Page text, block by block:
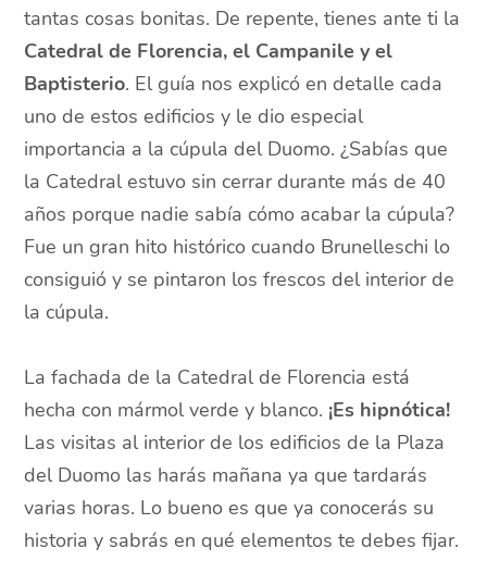
tantas cosas bonitas. De repente, tienes ante ti la
Catedral de Florencia, el Campanile y el
Baptisterio. El guía nos explicó en detalle cada
uno de estos edificios y le dio especial
importancia a la cúpula del Duomo. ¿Sabías que
la Catedral estuvo sin cerrar durante más de 40
años porque nadie sabía cómo acabar la cúpula?
Fue un gran hito histórico cuando Brunelleschi lo
consiguió y se pintaron los frescos del interior de
la cúpula.
La fachada de la Catedral de Florencia está
hecha con mármol verde y blanco. ¡Es hipnótica!
Las visitas al interior de los edificios de la Plaza
del Duomo las harás mañana ya que tardarás
varias horas. Lo bueno es que ya conocerás su
historia y sabrás en qué elementos te debes fijar.